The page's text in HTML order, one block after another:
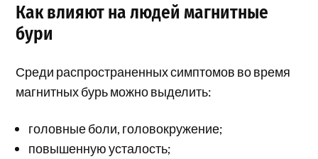
Как влияют на людей магнитные
бури
Среди распространенных симптомов во время
магнитных бурь можно выделить:
головные боли, головокружение;
повышенную усталость;